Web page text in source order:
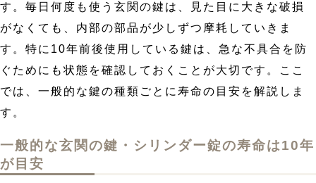
す。毎日何度も使う玄関の鍵は、見た目に大きな破損
がなくても、内部の部品が少しずつ摩耗していきま
す。特に10年前後使用している鍵は、急な不具合を防
ぐためにも状態を確認しておくことが大切です。ここ
では、一般的な鍵の種類ごとに寿命の目安を解説しま
す。
一般的な玄関の鍵・シリンダー錠の寿命は10年
が目安